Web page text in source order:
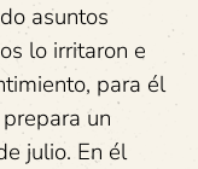
asuntos
lo irritaron e
para él
un
julio. En él